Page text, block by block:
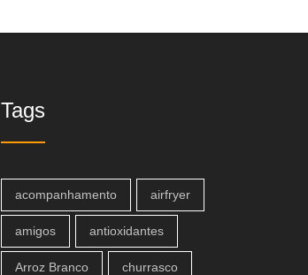
Tags
acompanhamento airfryer
amigos antioxidantes
Arroz Branco churrasco